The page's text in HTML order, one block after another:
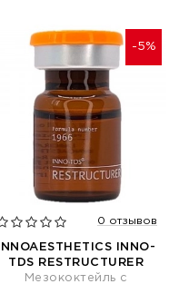
-5%
0 отзывов
INNOAESTHETICS INNO-
TDS RESTRUCTURER
Мезококтейль с